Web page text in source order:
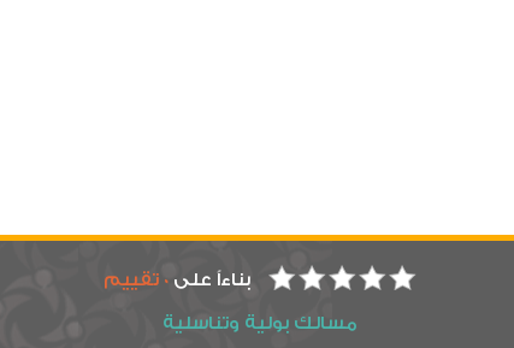
بناءاً على0 تقييم
مسالك بولية وتناسلية